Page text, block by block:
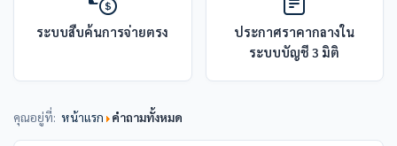
ระบบสืบค้นการจ่ายตรง
ประกาศราคากลางใน
ระบบบัญชี 3 มิติ
คุณอยู่ที่: หน้าแรก คำถามทั้งหมด